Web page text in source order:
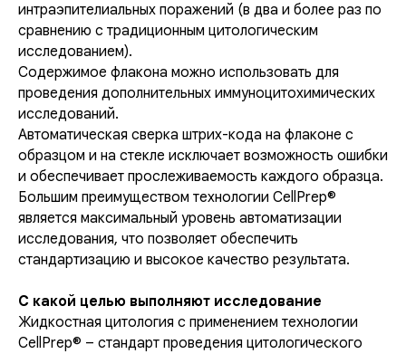
интраэпителиальных поражений (в два и более раз по
сравнению с традиционным цитологическим
исследованием).
Содержимое флакона можно использовать для
проведения дополнительных иммуноцитохимических
исследований.
Автоматическая сверка штрих-кода на флаконе с
образцом и на стекле исключает возможность ошибки
и обеспечивает прослеживаемость каждого образца.
Большим преимуществом технологии CellPrep®
является максимальный уровень автоматизации
исследования, что позволяет обеспечить
стандартизацию и высокое качество результата.
С какой целью выполняют исследование
Жидкостная цитология с применением технологии
CellPrep® – стандарт проведения цитологического